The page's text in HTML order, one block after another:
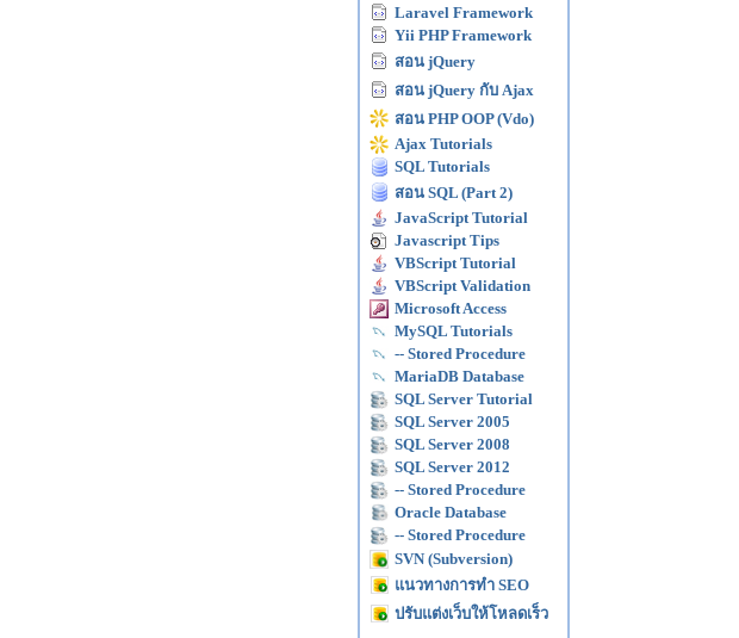
Laravel Framework
Yii PHP Framework
สอน jQuery
สอน jQuery กับ Ajax
สอน PHP OOP (Vdo)
Ajax Tutorials
SQL Tutorials
สอน SQL (Part 2)
JavaScript Tutorial
Javascript Tips
VBScript Tutorial
VBScript Validation
Microsoft Access
MySQL Tutorials
-- Stored Procedure
MariaDB Database
SQL Server Tutorial
SQL Server 2005
SQL Server 2008
SQL Server 2012
-- Stored Procedure
Oracle Database
-- Stored Procedure
SVN (Subversion)
แนวทางการทำ SEO
ปรับแต่งเว็บให้โหลดเร็ว